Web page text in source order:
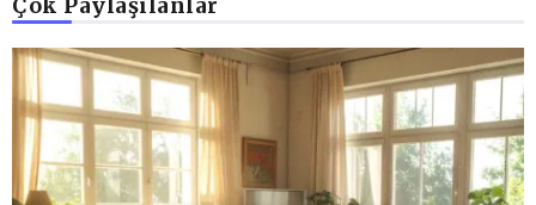
Çok Paylaşılanlar